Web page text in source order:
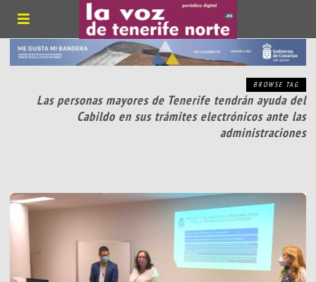
BROWSE TAG
Las personas mayores de Tenerife tendrán ayuda del
Cabildo en sus trámites electrónicos ante las
administraciones